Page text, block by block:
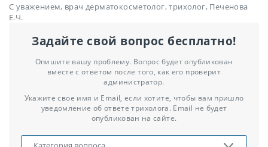
С уважением, врач дерматокосметолог, трихолог, Печенова
Е.Ч.
Задайте свой вопрос бесплатно!
Опишите вашу проблему. Вопрос будет опубликован
вместе с ответом после того, как его проверит
администратор.
Укажите свое имя и Email, если хотите, чтобы вам пришло
уведомление об ответе трихолога. Email не будет
опубликован на сайте.